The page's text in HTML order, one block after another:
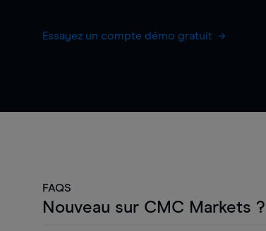
Essayez un compte démo gratuit
FAQS
Nouveau sur CMC Markets ?